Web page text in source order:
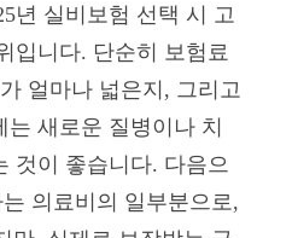
년 실비보험 선택 시 고
입니다. 단순히 보험료
얼마나 넓은지, 그리고
새로운 질병이나 치
것이 좋습니다. 다음으
의료비의 일부분으로,